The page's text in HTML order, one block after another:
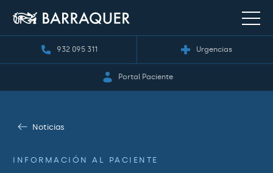
932 095 311 Urgencias
Portal Paciente
Noticias
INFORMACIÓN AL PACIENTE